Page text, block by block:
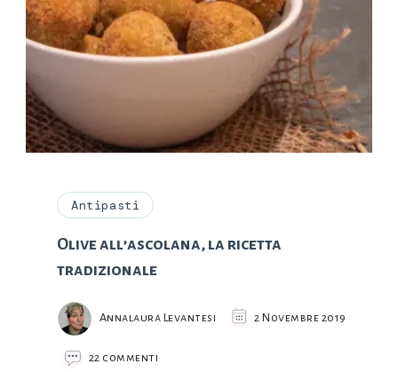
Antipasti
Olive all’ascolana, la ricetta
tradizionale
Annalaura Levantesi 2 Novembre 2019
22 commenti